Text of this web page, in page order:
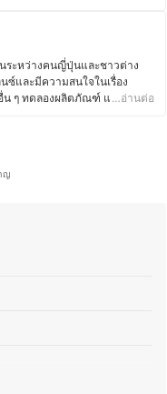
ารแต่งหน้าและสอนแต่งหน้า
ามรู้ในการเลือกซื้อผลิตภัณฑ์
แต่เป็นศิลปะที่ช่วยเสริมความ
ระหว่างคนญี่ปุ่นและชาวต่าง
และมีความสนใจในเรื่อง
น ๆ ทดลองผลิตภัณฑ์ และอ่าน
ทั้งยังสนุกกับการแบ่งปันเรื่อง
…อ่านต่อ
ญ